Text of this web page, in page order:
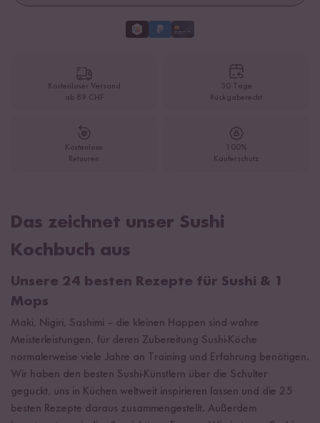
Kostenloser Versand
ab 89 CHF
30 Tage
Rückgaberecht
Kostenlose
Retouren
100%
Käuferschutz
Das zeichnet unser Sushi
Kochbuch aus
Unsere 24 besten Rezepte für Sushi & 1
Mops
Maki, Nigiri, Sashimi – die kleinen Happen sind wahre
Meisterleistungen, für deren Zubereitung Sushi-Köche
normalerweise viele Jahre an Training und Erfahrung benötigen.
Wir haben den besten Sushi-Künstlern über die Schulter
geguckt, uns in Küchen weltweit inspirieren lassen und die 25
besten Rezepte daraus zusammengestellt. Außerdem